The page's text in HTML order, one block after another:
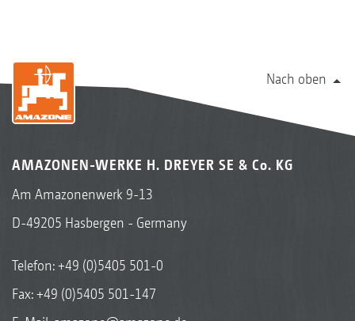
Nach oben
AMAZONEN-WERKE H. DREYER SE & Co. KG
Am Amazonenwerk 9-13
D-49205 Hasbergen - Germany
Telefon:+49 (0)5405 501-0
Fax: +49 (0)5405 501-147